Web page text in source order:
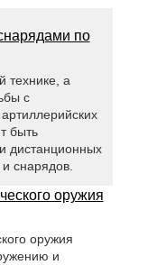
по
технике, а
с
быть
дистанционных
снарядов.
оружия
оружия
и